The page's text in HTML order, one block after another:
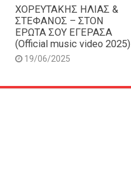
ΧΟΡΕΥΤΑΚΗΣ ΗΛΙΑΣ &
ΣΤΕΦΑΝΟΣ – ΣΤΟΝ
ΕΡΩΤΑ ΣΟΥ ΕΓΕΡΑΣΑ
(Official music video 2025)
19/06/2025